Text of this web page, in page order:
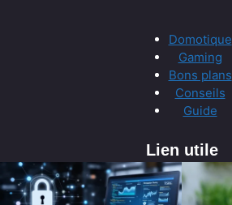
Domotique
Gaming
Bons plans
Conseils
Guide
Lien utile